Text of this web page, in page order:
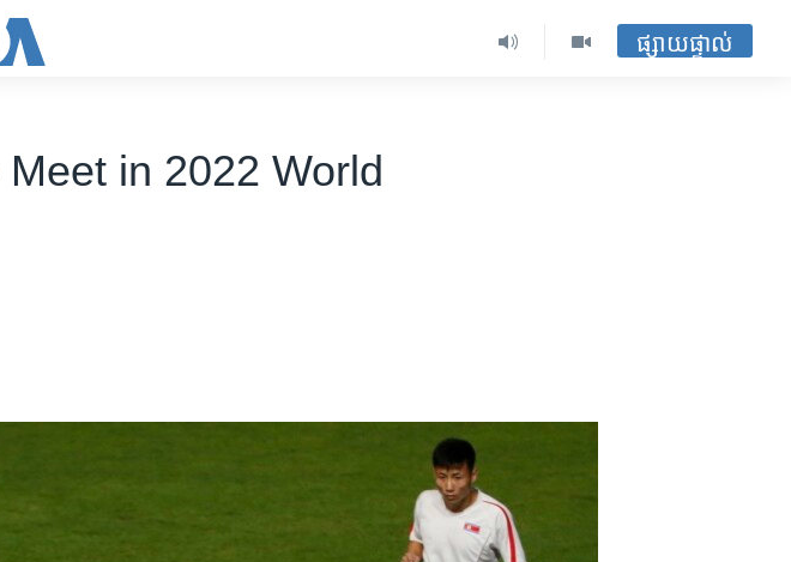
ផ្សាយផ្ទាល់
in 2022 World